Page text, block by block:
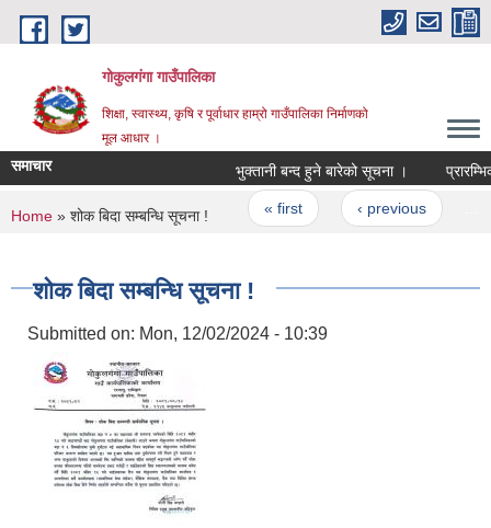
Skip to main content
गोकुलगंगा गाउँपालिका
शिक्षा, स्वास्थ्य, कृषि र पूर्वाधार हाम्रो गाउँपालिका निर्माणको
मूल आधार ।
समाचार भुक्तानी बन्द हुने बारेको सूचना ।
Pages
« first ‹ previous
You are here
Home » शोक बिदा सम्बन्धि सूचना !
शोक बिदा सम्बन्धि सूचना !
Submitted on: Mon, 12/02/2024 - 10:39